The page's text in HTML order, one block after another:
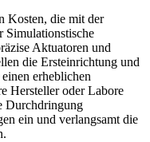
Kosten, die mit der
Simulationstische
Aktuatoren und
die Ersteinrichtung und
erheblichen
Hersteller oder Labore
Durchdringung
ein und verlangsamt die